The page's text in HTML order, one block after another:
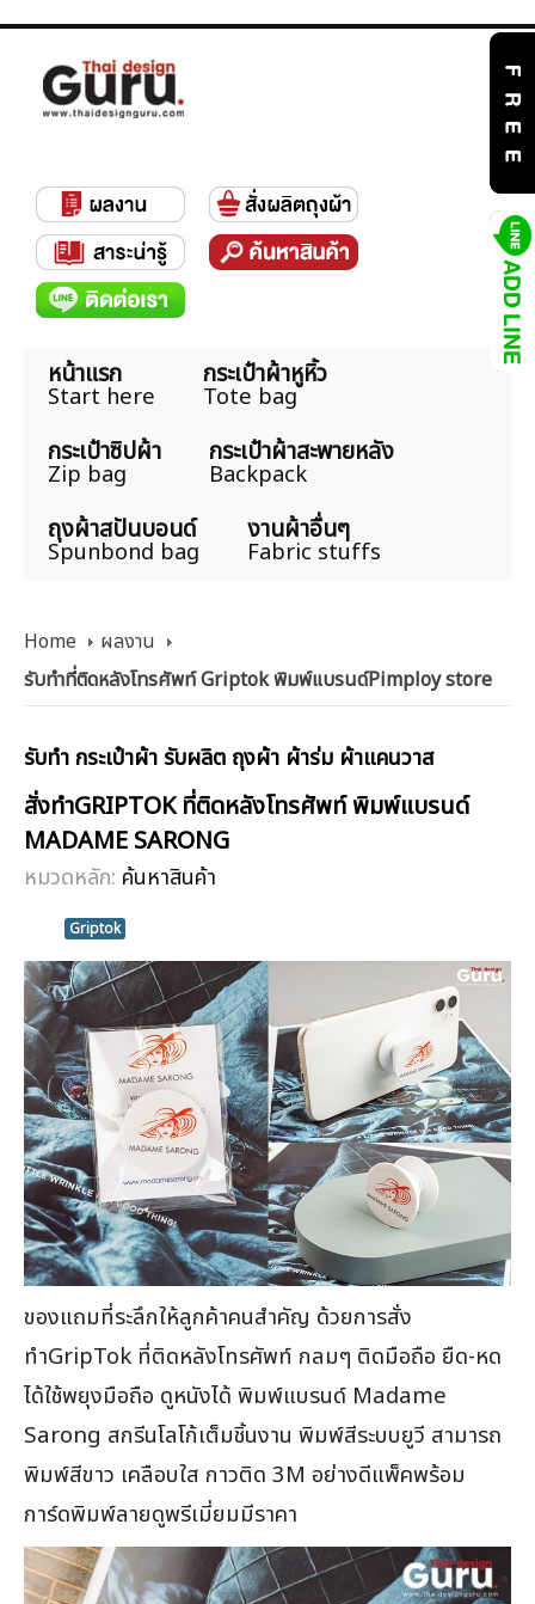
หน้าแรก
Start here
กระเป๋าผ้าหูหิ้ว
Tote bag
กระเป๋าซิปผ้า
Zip bag
กระเป๋าผ้าสะพายหลัง
Backpack
ถุงผ้าสปันบอนด์
Spunbond bag
งานผ้าอื่นๆ
Fabric stuffs
Home
ผลงาน
รับทำที่ติดหลังโทรศัพท์ Griptok พิมพ์แบรนด์Pimploy store
รับทำ กระเป๋าผ้า รับผลิต ถุงผ้า ผ้าร่ม ผ้าแคนวาส
สั่งทำGRIPTOK ที่ติดหลังโทรศัพท์ พิมพ์แบรนด์
MADAME SARONG
หมวดหลัก: ค้นหาสินค้า
Griptok
ของแถมที่ระลึกให้ลูกค้าคนสำคัญ ด้วยการสั่ง
ทำGripTok ที่ติดหลังโทรศัพท์ กลมๆ ติดมือถือ ยืด-หด
ได้ใช้พยุงมือถือ ดูหนังได้ พิมพ์แบรนด์ Madame
Sarong สกรีนโลโก้เต็มชิ้นงาน พิมพ์สีระบบยูวี สามารถ
พิมพ์สีขาว เคลือบใส กาวติด 3M อย่างดีแพ็คพร้อม
การ์ดพิมพ์ลายดูพรีเมี่ยมมีราคา